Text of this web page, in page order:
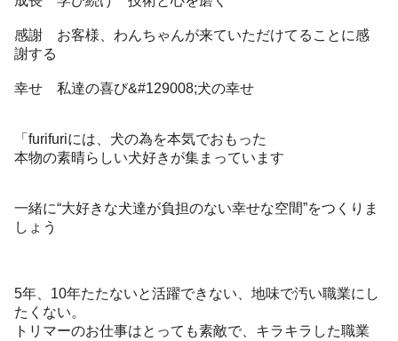
感謝 お客様、わんちゃんが来ていただけてることに感
謝する
幸せ 私達の喜び&#129008;犬の幸せ
「furifuriには、犬の為を本気でおもった
本物の素晴らしい犬好きが集まっています
一緒に“大好きな犬達が負担のない幸せな空間”をつくりま
しょう
5年、10年たたないと活躍できない、地味で汚い職業にし
たくない。
トリマーのお仕事はとっても素敵で、キラキラした職業